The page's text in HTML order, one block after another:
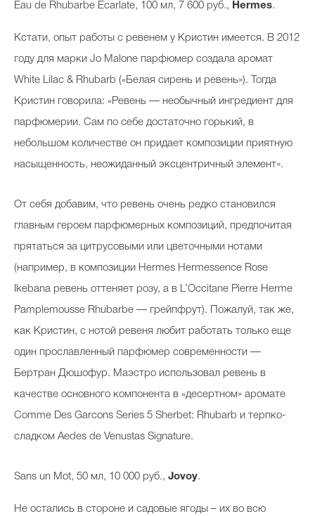
Eau de Rhubarbe Ecarlate, 100 мл, 7 600 руб., Hermes.
Кстати, опыт работы с ревенем у Кристин имеется. В 2012
году для марки Jo Malone парфюмер создала аромат
White Lilac & Rhubarb («Белая сирень и ревень»). Тогда
Кристин говорила: «Ревень — необычный ингредиент для
парфюмерии. Сам по себе достаточно горький, в
небольшом количестве он придает композиции приятную
насыщенность, неожиданный эксцентричный элемент».
От себя добавим, что ревень очень редко становился
главным героем парфюмерных композиций, предпочитая
прятаться за цитрусовыми или цветочными нотами
(например, в композиции Hermes Hermessence Rose
Ikebana ревень оттеняет розу, а в L’Occitane Pierre Herme
Pamplemousse Rhubarbe — грейпфрут). Пожалуй, так же,
как Кристин, с нотой ревеня любит работать только еще
один прославленный парфюмер современности —
Бертран Дюшофур. Маэстро использовал ревень в
качестве основного компонента в «десертном» аромате
Comme Des Garcons Series 5 Sherbet: Rhubarb и терпко-
сладком Aedes de Venustas Signature.
Sans un Mot, 50 мл, 10 000 руб., Jovoy.
Не остались в стороне и садовые ягоды – их во всю